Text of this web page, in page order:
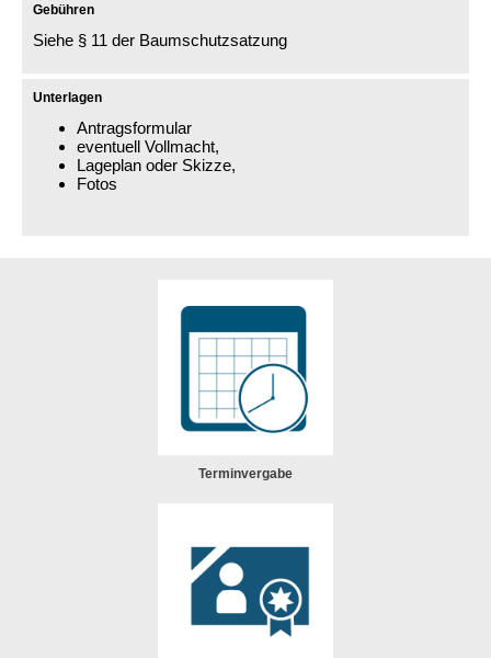
Gebühren
Siehe § 11 der Baumschutzsatzung
Unterlagen
Antragsformular
eventuell Vollmacht,
Lageplan oder Skizze,
Fotos
Terminvergabe